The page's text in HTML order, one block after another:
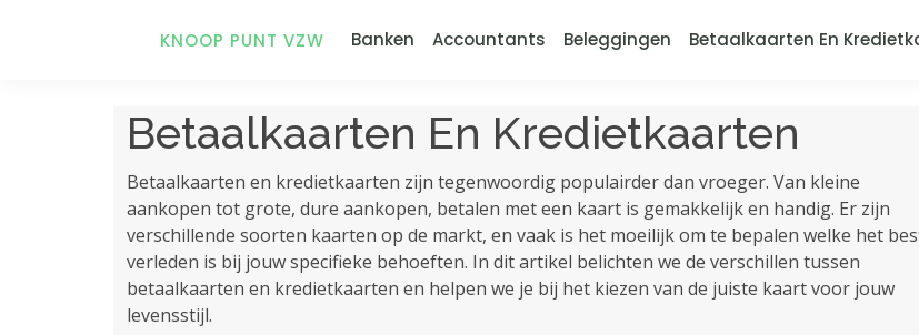
KNOOP PUNT VZW Banken Accountants Beleggingen Betaalkaarten En
Betaalkaarten En Kredietkaarten
Betaalkaarten en kredietkaarten zijn tegenwoordig populairder dan vroeger. Van kleine
aankopen tot grote, dure aankopen, betalen met een kaart is gemakkelijk en handig. Er zijn
verschillende soorten kaarten op de markt, en vaak is het moeilijk om te bepalen welke het
verleden is bij jouw specifieke behoeften. In dit artikel belichten we de verschillen tussen
betaalkaarten en kredietkaarten en helpen we je bij het kiezen van de juiste kaart voor jouw
levensstijl.